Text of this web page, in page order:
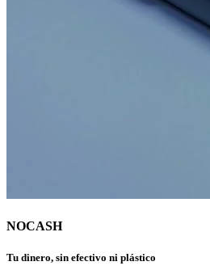
NOCASH
Tu dinero, sin efectivo ni plástico